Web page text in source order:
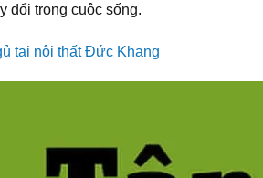
đổi trong cuộc sống.
tại nội thất Đức Khang